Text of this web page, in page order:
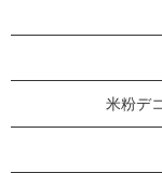
米粉デ